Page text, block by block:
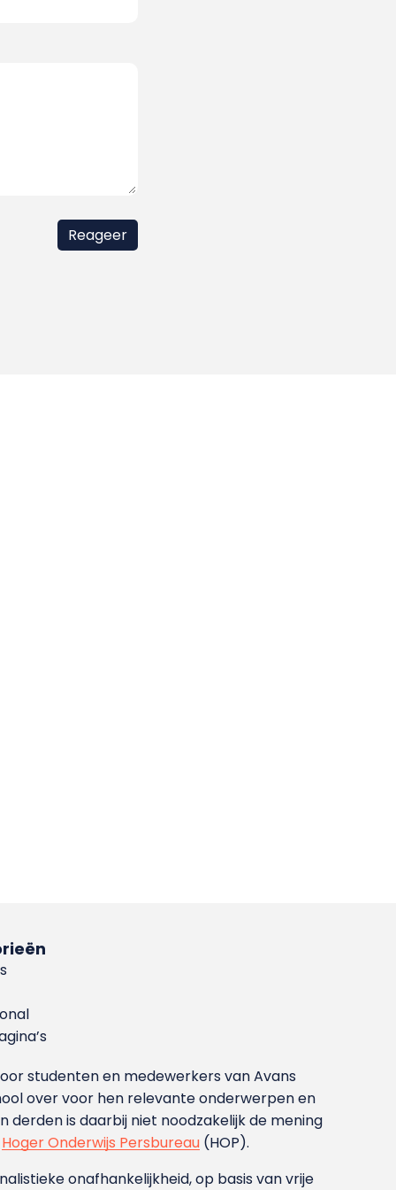
studenten en medewerkers van Avans
over voor hen relevante onderwerpen en
is daarbij niet noodzakelijk de mening
Hoger Onderwijs Persbureau (HOP).
onafhankelijkheid, op basis van vrije